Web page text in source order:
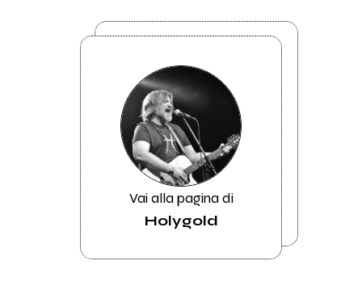
Vai alla pagina di
Holygold